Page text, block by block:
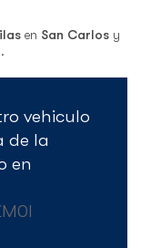
en San Carlos y
vehiculo
de la
en